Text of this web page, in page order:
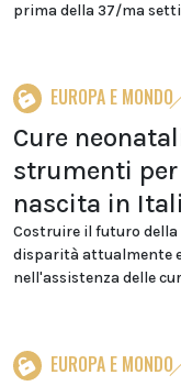
prima della 37/ma
EUROPA E MONDO
Cure
strumenti
nascita in
Costruire il futuro
disparità attualmente
nell'assistenza delle
EUROPA E MONDO